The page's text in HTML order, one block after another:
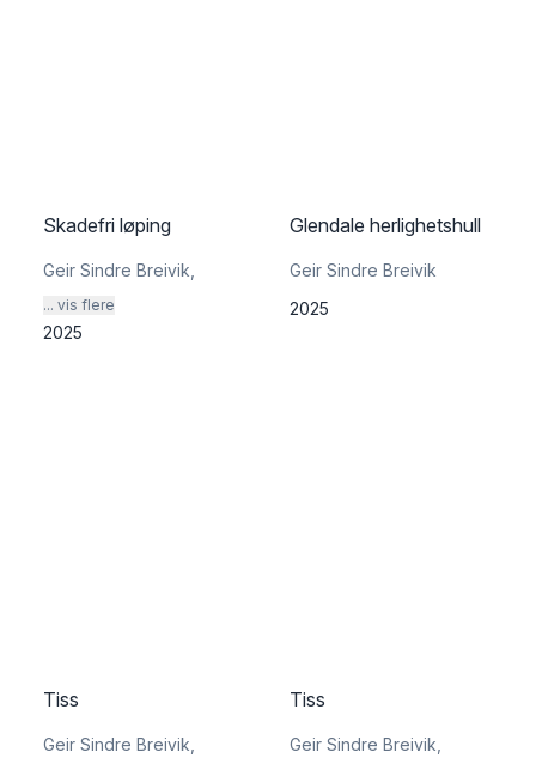
Skadefri løping
Geir Sindre Breivik
... vis flere
2025
Glendale herlighetshull
Geir Sindre Breivik
2025
Tiss
Geir Sindre Breivik
Tiss
Geir Sindre Breivik